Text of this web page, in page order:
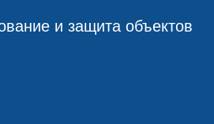
и защита объектов